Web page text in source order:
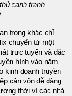
cạnh tranh
trọng khác chỉ
chuyển từ một
trực tuyến và đặc
hình vào năm
kinh doanh truyền
cận vốn dễ dàng
thời vì các nhà